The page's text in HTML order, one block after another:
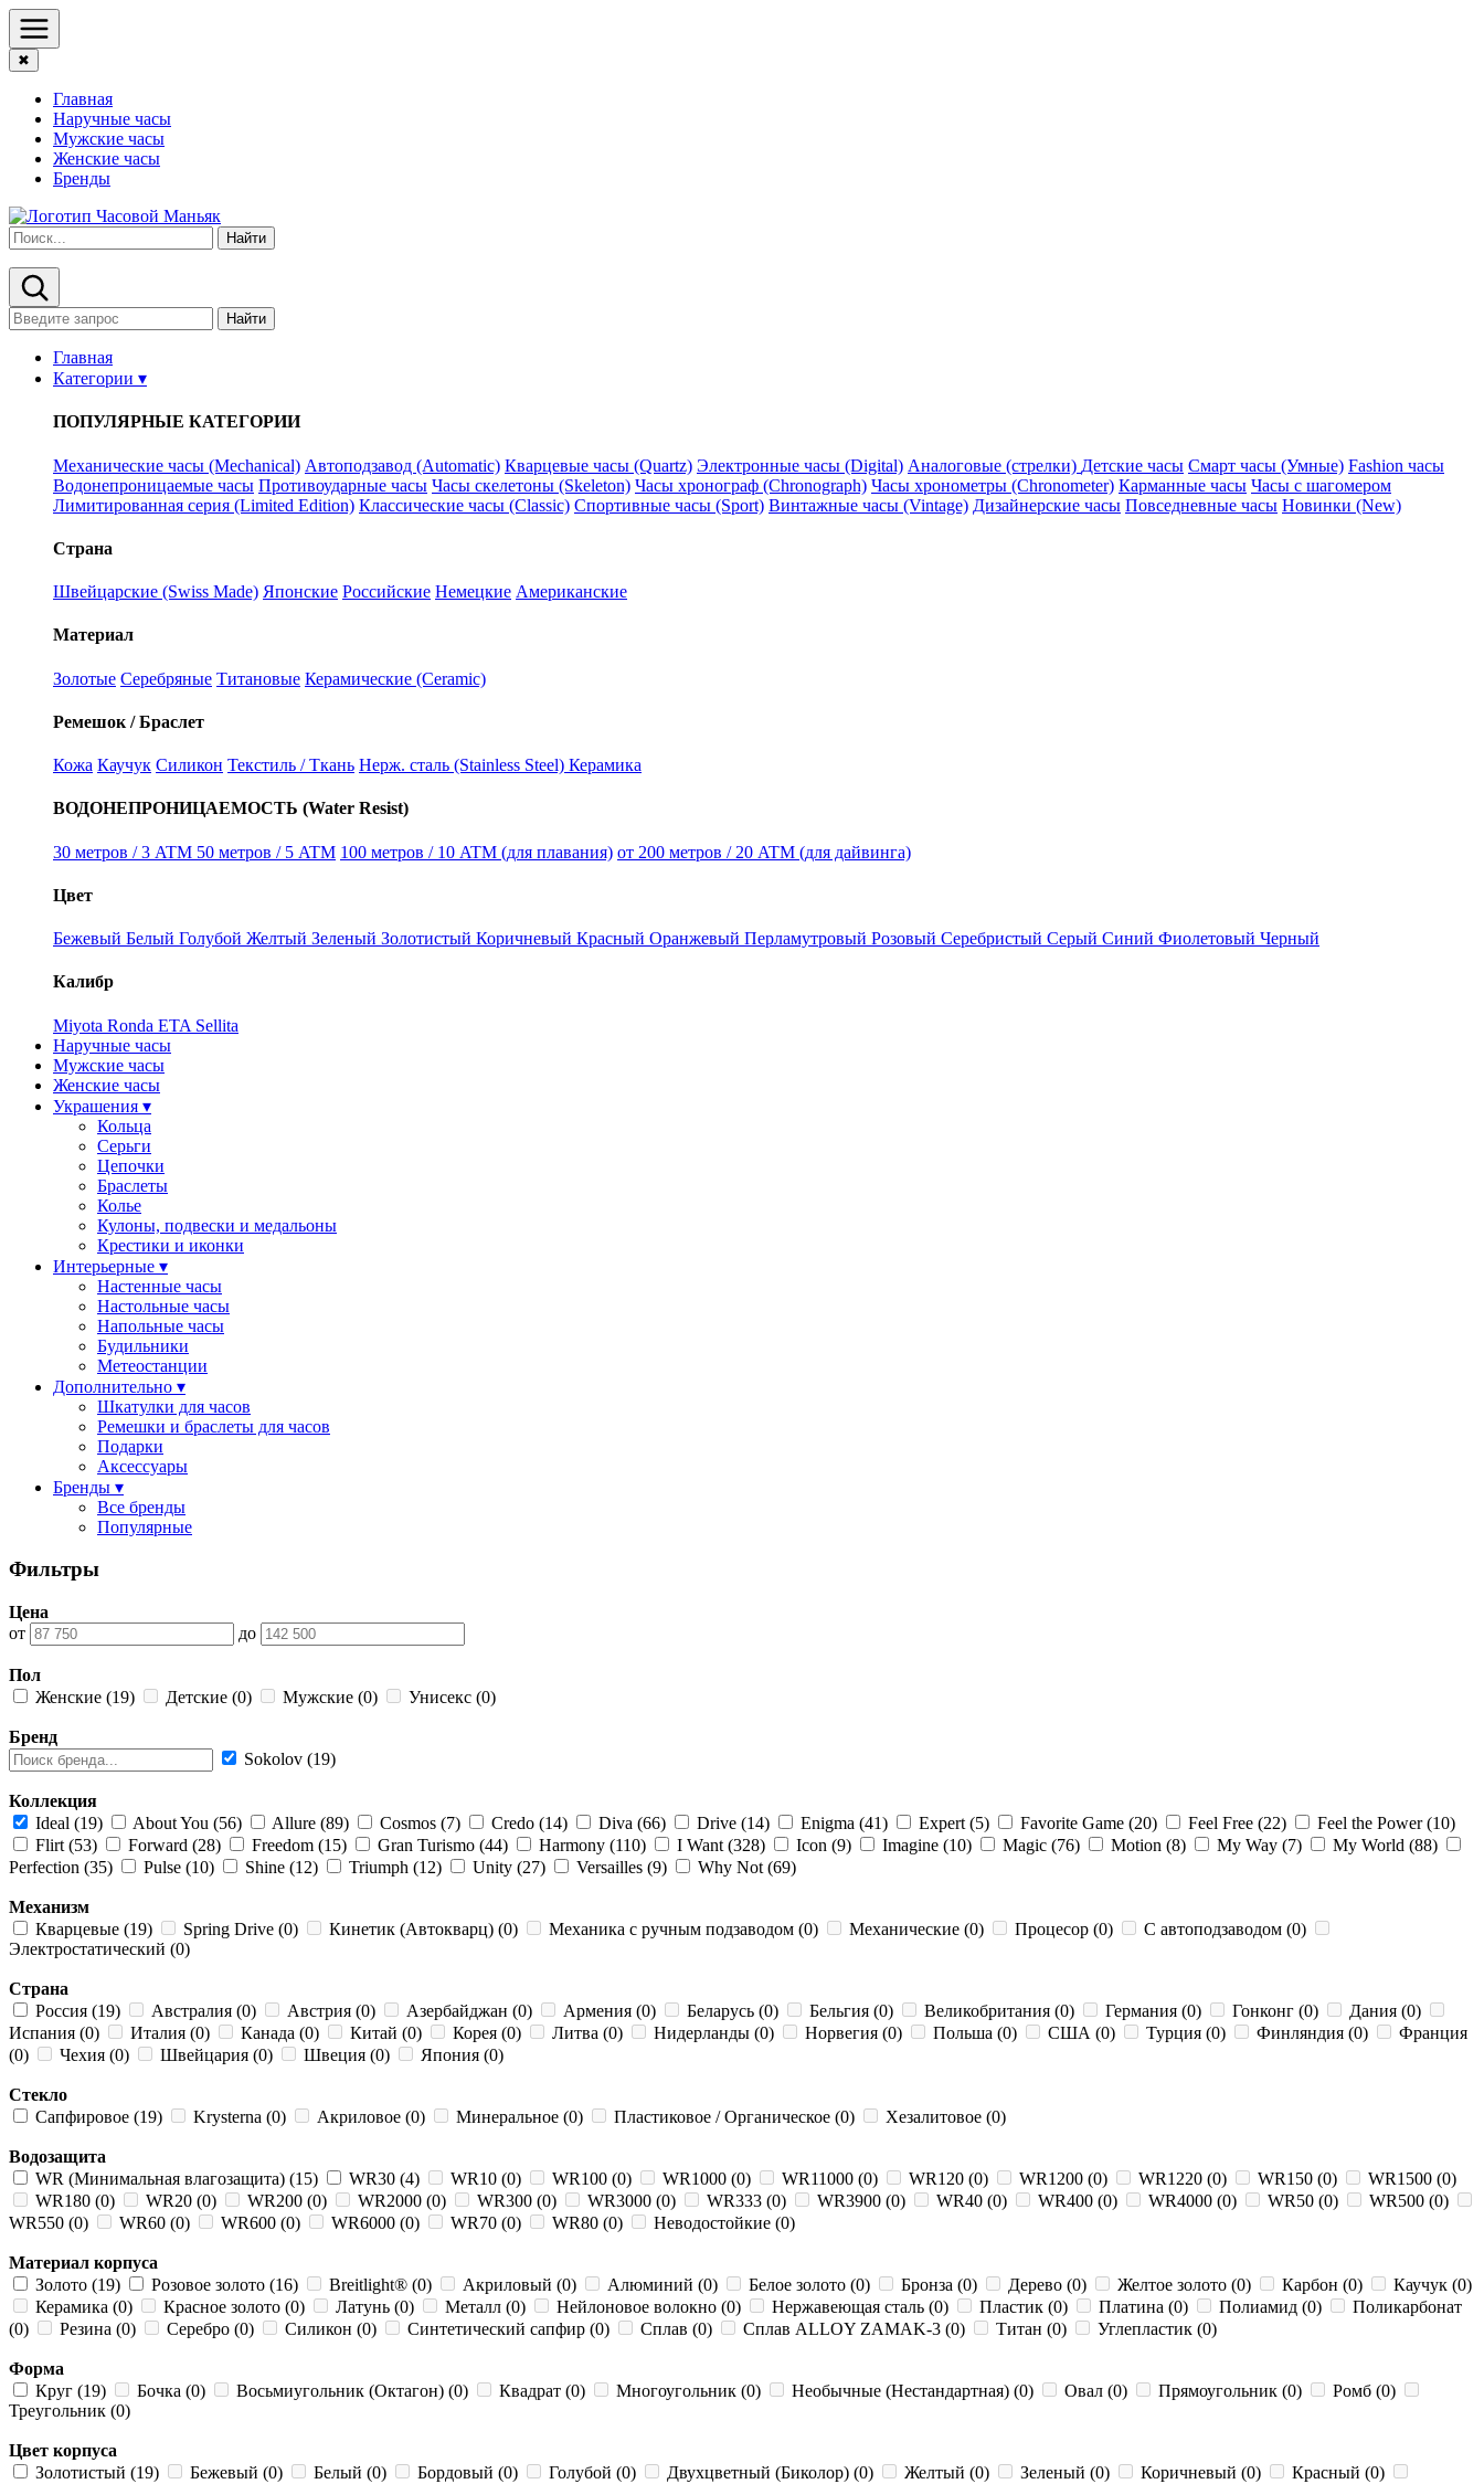
✖
Главная
Наручные часы
Мужские часы
Женские часы
Бренды
Найти
Найти
Главная
Категории ▾
ПОПУЛЯРНЫЕ КАТЕГОРИИ
Механические часы (Mechanical) Автоподзавод (Automatic) Кварцевые часы (Quartz) Электронные часы (Digital) Аналоговые (стрелки) Детские часы Смарт часы (Умные) Fashion часы
Водонепроницаемые часы Противоударные часы Часы скелетоны (Skeleton) Часы хронограф (Chronograph) Часы хронометры (Chronometer) Карманные часы Часы с шагомером
Лимитированная серия (Limited Edition) Классические часы (Classic) Спортивные часы (Sport) Винтажные часы (Vintage) Дизайнерские часы Повседневные часы Новинки (New)
Страна
Швейцарские (Swiss Made) Японские Российские Немецкие Американские
Материал
Золотые Серебряные Титановые Керамические (Ceramic)
Ремешок / Браслет
Кожа Каучук Силикон Текстиль / Ткань Нерж. сталь (Stainless Steel) Керамика
ВОДОНЕПРОНИЦАЕМОСТЬ (Water Resist)
30 метров / 3 ATM 50 метров / 5 ATM 100 метров / 10 ATM (для плавания) от 200 метров / 20 ATM (для дайвинга)
Цвет
Бежевый Белый Голубой Желтый Зеленый Золотистый Коричневый Красный Оранжевый Перламутровый Розовый Серебристый Серый Синий Фиолетовый Черный
Калибр
Miyota Ronda ETA Sellita
Наручные часы
Мужские часы
Женские часы
Украшения ▾
Кольца
Серьги
Цепочки
Браслеты
Колье
Кулоны, подвески и медальоны
Крестики и иконки
Интерьерные ▾
Настенные часы
Настольные часы
Напольные часы
Будильники
Метеостанции
Дополнительно ▾
Шкатулки для часов
Ремешки и браслеты для часов
Подарки
Аксессуары
Бренды ▾
Все бренды
Популярные
Фильтры
Цена
от
до
Пол
Женские (19)
Детские (0) Мужские (0) Унисекс (0)
Бренд
Sokolov (19)
Коллекция
Ideal (19)
About You (56) Allure (89) Cosmos (7) Credo (14) Diva (66) Drive (14) Enigma (41) Expert (5) Favorite Game (20) Feel Free (22)
Feel the Power (10)
Flirt (53)
Forward (28) Freedom (15) Gran Turismo (44) Harmony (110) I Want (328) Icon (9) Imagine (10) Magic (76) Motion (8) My Way (7)
My World (88)
Perfection (35)
Pulse (10) Shine (12) Triumph (12) Unity (27) Versailles (9) Why Not (69)
Механизм
Кварцевые (19)
Spring Drive (0) Кинетик (Автокварц) (0) Механика с ручным подзаводом (0) Механические (0) Процесор (0)
С автоподзаводом (0)
Электростатический (0)
Страна
Россия (19)
Австралия (0) Австрия (0) Азербайджан (0) Армения (0) Беларусь (0) Бельгия (0) Великобритания (0) Германия (0) Гонконг (0)
Дания (0)
Испания (0)
Италия (0) Канада (0) Китай (0) Корея (0) Литва (0) Нидерланды (0) Норвегия (0) Польша (0) США (0) Турция (0) Финляндия (0)
Франция
(0)
Чехия (0) Швейцария (0) Швеция (0) Япония (0)
Стекло
Сапфировое (19)
Krysterna (0) Акриловое (0) Минеральное (0) Пластиковое / Органическое (0) Хезалитовое (0)
Водозащита
WR (Минимальная влагозащита) (15)
WR30 (4) WR10 (0) WR100 (0) WR1000 (0) WR11000 (0) WR120 (0) WR1200 (0) WR1220 (0) WR150 (0)
WR1500 (0)
WR180 (0)
WR20 (0) WR200 (0) WR2000 (0) WR300 (0) WR3000 (0) WR333 (0) WR3900 (0) WR40 (0) WR400 (0) WR4000 (0) WR50 (0)
WR500 (0)
WR550 (0)
WR60 (0) WR600 (0) WR6000 (0) WR70 (0) WR80 (0) Неводостойкие (0)
Материал корпуса
Золото (19)
Розовое золото (16) Breitlight® (0) Акриловый (0) Алюминий (0) Белое золото (0) Бронза (0) Дерево (0) Желтое золото (0) Карбон (0)
Каучук (0)
Керамика (0)
Красное золото (0) Латунь (0) Металл (0) Нейлоновое волокно (0) Нержавеющая сталь (0) Пластик (0) Платина (0) Полиамид (0)
Поликарбонат
(0)
Резина (0) Серебро (0) Силикон (0) Синтетический сапфир (0) Сплав (0) Сплав ALLOY ZAMAK-3 (0) Титан (0) Углепластик (0)
Форма
Круг (19)
Бочка (0) Восьмиугольник (Октагон) (0) Квадрат (0) Многоугольник (0) Необычные (Нестандартная) (0) Овал (0) Прямоугольник (0)
Ромб (0)
Треугольник (0)
Цвет корпуса
Золотистый (19)
Бежевый (0) Белый (0) Бордовый (0) Голубой (0) Двухцветный (Биколор) (0) Желтый (0) Зеленый (0) Коричневый (0)
Красный (0)